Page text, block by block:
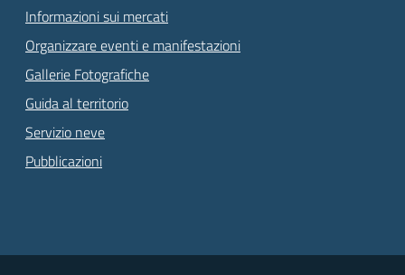
Informazioni sui mercati
Organizzare eventi e manifestazioni
Gallerie Fotografiche
Guida al territorio
Servizio neve
Pubblicazioni